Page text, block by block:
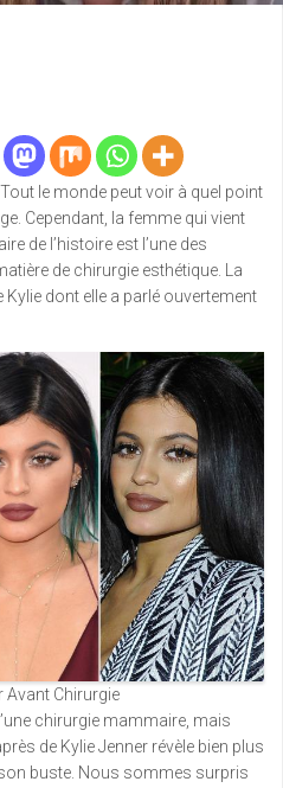
Tout le monde peut voir à quel point
Cependant, la femme qui vient
de l’histoire est l’une des
de chirurgie esthétique. La
dont elle a parlé ouvertement
Avant Chirurgie
chirurgie mammaire, mais
de Kylie Jenner révèle bien plus
buste. Nous sommes surpris